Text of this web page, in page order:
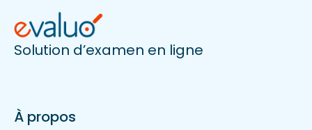
Solution d’examen en ligne
À propos